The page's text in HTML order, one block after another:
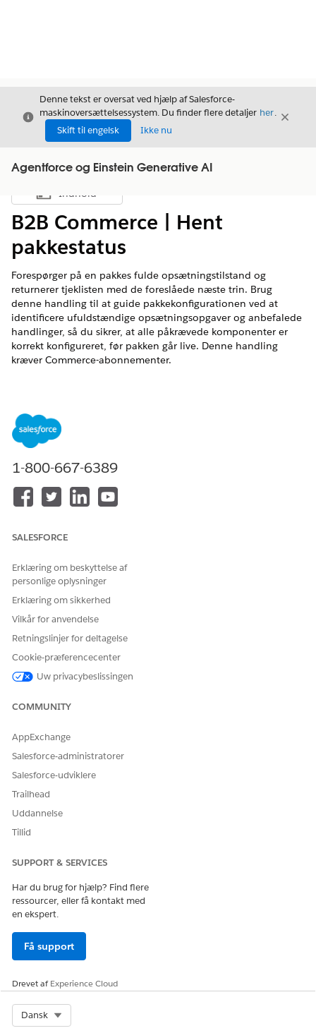
Luk
Denne tekst er oversat ved hjælp af Salesforce-
maskinoversættelsessystem. Du finder flere detaljer her.
Skift til engelsk
Ikke nu
Luk
Agentforce og Einstein Generative AI
Vis indholdsfortegnelse
Indhold
B2B Commerce | Hent
pakkestatus
Forespørger på en pakkes fulde opsætningstilstand og
returnerer tjeklisten med de foreslåede næste trin. Brug
denne handling til at guide pakkekonfigurationen ved at
identificere ufuldstændige opsætningsopgaver og anbefalede
handlinger, så du sikrer, at alle påkrævede komponenter er
korrekt konfigureret, før pakken går live. Denne handling
kræver Commerce-abonnementer.
Tilgængelig i: Lightning Experience
Tilgængelig i:
Einstein 1Edition
BRUGERTILLADELSER
SeAlmen brugeradgang til standardagenthandlinger
Handlingsdetaljer
API-navn
Referencehandlingstype
Kører denne handling en
eller flere
meddelelsesskabeloner?
Påkrævet opsætning
RELATED INFORMATION HTML
Agentforce for Commerce
LØSTE DENNE ARTIKEL DIT PROBLEM?
Ja
1-800-667-6389
SALESFORCE
Erklæring om beskyttelse af
personlige oplysninger
Erklæring om sikkerhed
Vilkår for anvendelse
Retningslinjer for deltagelse
Cookie-præferencecenter
Uw privacybeslissingen
COMMUNITY
AppExchange
Salesforce-administratorer
Salesforce-udviklere
Trailhead
Uddannelse
Tillid
SUPPORT & SERVICES
Har du brug for hjælp? Find flere
ressourcer, eller få kontakt med
en ekspert.
Få support
Drevet afExperience Cloud
Dansk